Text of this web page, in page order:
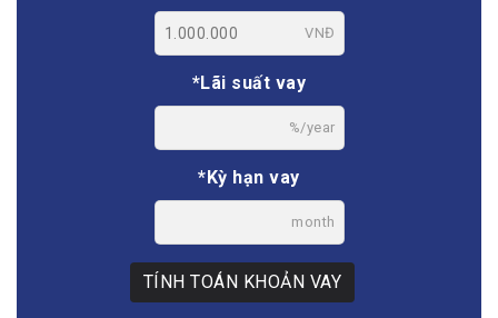
VNĐ
*Lãi suất vay
%/year
*Kỳ hạn vay
month
TÍNH TOÁN KHOẢN VAY